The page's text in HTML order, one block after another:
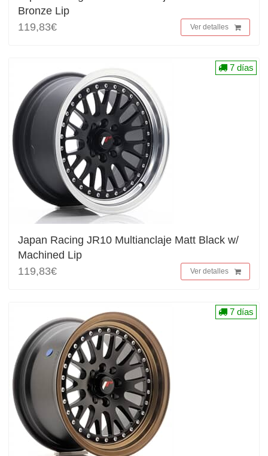
Bronze Lip
119,83€
Ver detalles
Japan Racing JR10 Multianclaje Matt Black w/
Machined Lip
119,83€
Ver detalles
7 días
7 días